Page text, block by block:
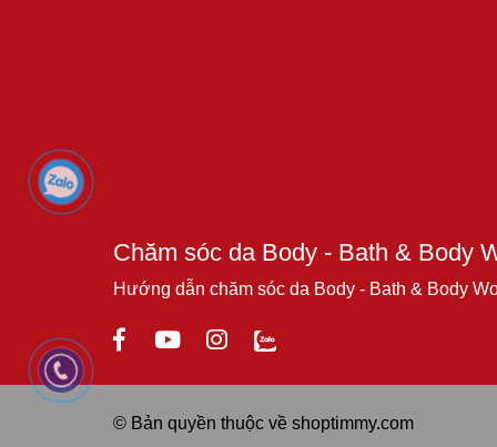
Chăm sóc da Body - Bath & Body
Hướng dẫn chăm sóc da Body - Bath & Body
© Bản quyền thuộc về shoptimmy.com